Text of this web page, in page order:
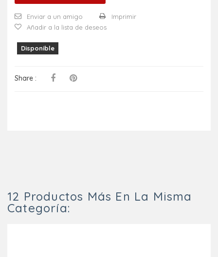
Enviar a un amigo
Imprimir
Añadir a la lista de deseos
Disponible
Share :
12 Productos Más En La Misma
Categoría: